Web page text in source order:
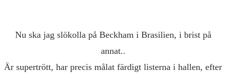
Nu ska jag slökolla på Beckham i Brasilien, i brist på
annat..
Är supertrött, har precis målat färdigt listerna i hallen, efter